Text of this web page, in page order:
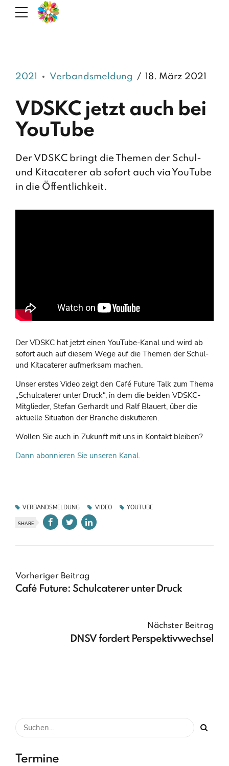
2021 Verbandsmeldung 18. März 2021
VDSKC jetzt auch bei
YouTube
Der VDSKC bringt die Themen der Schul-
und Kitacaterer ab sofort auch via YouTube
in die Öffentlichkeit.
Der VDSKC hat jetzt einen YouTube-Kanal und wird ab
sofort auch auf diesem Wege auf die Themen der Schul-
und Kitacaterer aufmerksam machen.
Unser erstes Video zeigt den Café Future Talk zum Thema
„Schulcaterer unter Druck“, in dem die beiden VDSKC-
Mitglieder, Stefan Gerhardt und Ralf Blauert, über die
aktuelle Situation der Branche diskutieren.
Wollen Sie auch in Zukunft mit uns in Kontakt bleiben?
Dann abonnieren Sie unseren Kanal.
VERBANDSMELDUNG VIDEO YOUTUBE
SHARE
Vorheriger Beitrag
Café Future: Schulcaterer unter Druck
Nächster Beitrag
DNSV fordert Perspektivwechsel
Termine